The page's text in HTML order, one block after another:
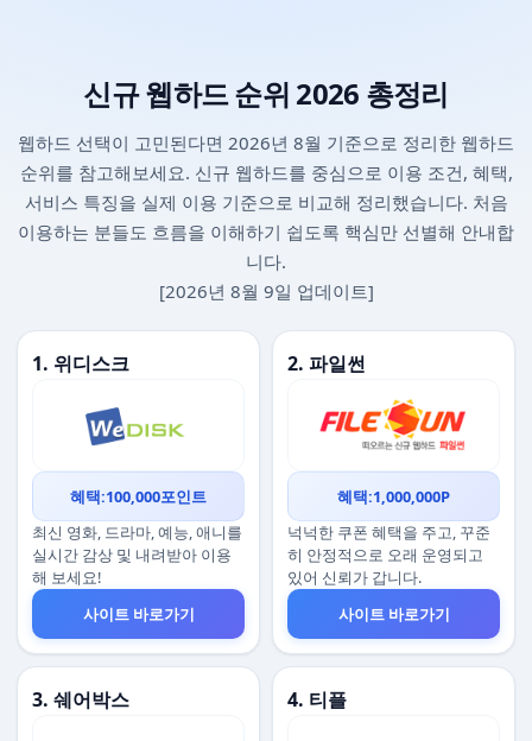
신규 웹하드 순위 2026 총정리
웹하드 선택이 고민된다면 2026년 8월 기준으로 정리한 웹하드
순위를 참고해보세요. 신규 웹하드를 중심으로 이용 조건, 혜택,
서비스 특징을 실제 이용 기준으로 비교해 정리했습니다. 처음
이용하는 분들도 흐름을 이해하기 쉽도록 핵심만 선별해 안내합
니다.
[2026년 8월 9일 업데이트]
1. 위디스크
혜택:100,000포인트
최신 영화, 드라마, 예능, 애니를
실시간 감상 및 내려받아 이용
해 보세요!
사이트 바로가기
2. 파일썬
혜택:1,000,000P
넉넉한 쿠폰 혜택을 주고, 꾸준
히 안정적으로 오래 운영되고
있어 신뢰가 갑니다.
사이트 바로가기
3. 쉐어박스 4. 티플